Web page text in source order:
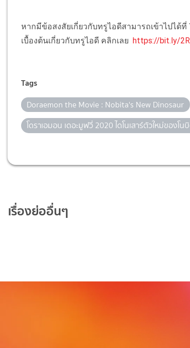
หากมีข้อสงสัยเกี่ยวกับทรูไอดีสามารถเข้าไปได้ที่
เบื้องต้นเกี่ยวกับทรูไอดี คลิกเลยhttps://bit.ly/
Tags
Doraemon the Movie : Nobita's New Dinosaur
โดราเอมอน เดอะมูฟวี่ 2020 ไดโนเสาร์ตัวใหม่ของโน
เรื่องย่ออื่นๆ